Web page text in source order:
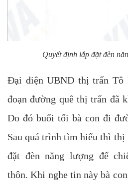
Quyết định lắp đặt đèn
Đại diện UBND thị trấn Tô
đoạn đường quê thị trấn đã
Do đó buổi tối bà con đi
Sau quá trình tìm hiểu thì thị
đặt đèn năng lượng để
thôn. Khi nghe tin này bà